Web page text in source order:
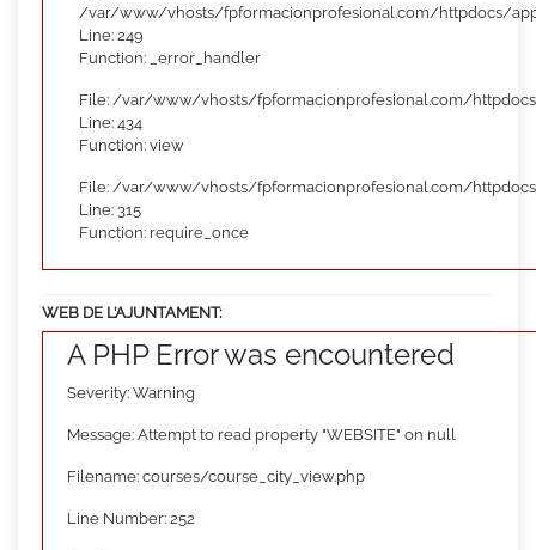
/var/www/vhosts/fpformacionprofesional.com/httpdocs/
Line: 249
Function: _error_handler
File: /var/www/vhosts/fpformacionprofesional.com/
Line: 434
Function: view
File: /var/www/vhosts/fpformacionprofesional.com/
Line: 315
Function: require_once
WEB DE L’AJUNTAMENT:
A PHP Error was encountered
Severity: Warning
Message: Attempt to read property "WEBSITE" on null
Filename: courses/course_city_view.php
Line Number: 252